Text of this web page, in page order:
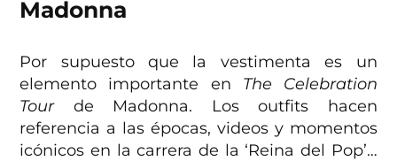
Madonna
Por supuesto que la vestimenta es un
elemento importante en The Celebration
Tourde Madonna. Los outfits hacen
referencia a las épocas, videos y momentos
icónicos en la carrera de la ‘Reina del Pop’…